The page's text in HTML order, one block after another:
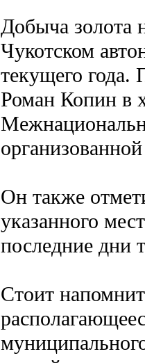
Добыча золота
Чукотском
текущего года.
Роман Копин в
Он также
указанного
последние дни
Стоит